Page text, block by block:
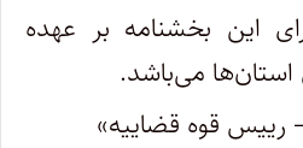
این بخشنامه بر عهده
می‌باشد.
رییس قوه قضاییه»